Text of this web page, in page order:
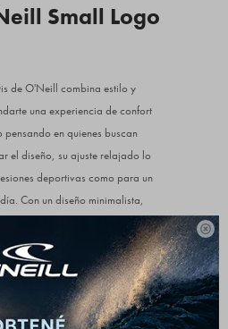

Small Logo
de O'Neill combina estilo y
una experiencia de confort
en quienes buscan
el diseño, su ajuste relajado lo
deportivas como para un
Con un diseño minimalista,
autenticidad y estilo de marca.
cordón permite un calce
perfectamente a tu cuerpo.
aportan un ajuste seguro y